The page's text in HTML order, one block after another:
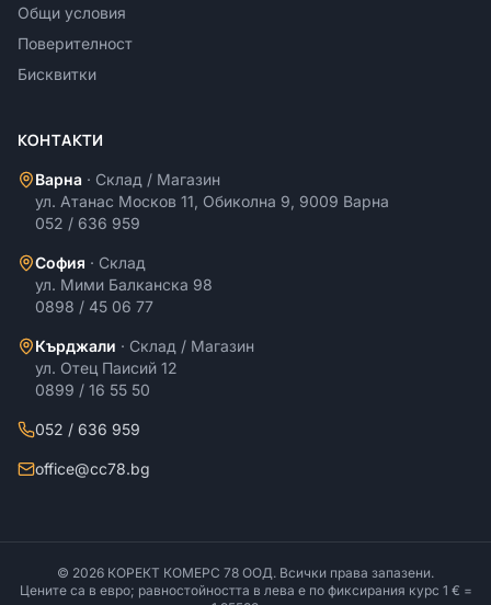
Общи условия
Поверителност
Бисквитки
КОНТАКТИ
Варна · Склад / Магазин
ул. Атанас Москов 11, Обиколна 9, 9009 Варна
052 / 636 959
София · Склад
ул. Мими Балканска 98
0898 / 45 06 77
Кърджали · Склад / Магазин
ул. Отец Паисий 12
0899 / 16 55 50
052 / 636 959
office@cc78.bg
© 2026 КОРЕКТ КОМЕРС 78 ООД. Всички права запазени.
Цените са в евро; равностойността в лева е по фиксирания курс 1 € =